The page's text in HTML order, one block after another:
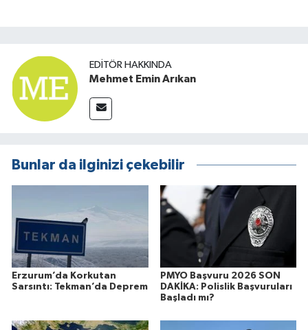
EDITÖR HAKKINDA
Mehmet Emin Arıkan
Bunlar da ilginizi çekebilir
Erzurum’da Korkutan
Sarsıntı: Tekman’da Deprem
PMYO Başvuru 2026 SON
DAKİKA: Polislik Başvuruları
Başladı mı?